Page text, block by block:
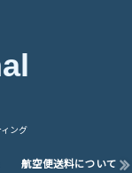
ング
航空便送料について